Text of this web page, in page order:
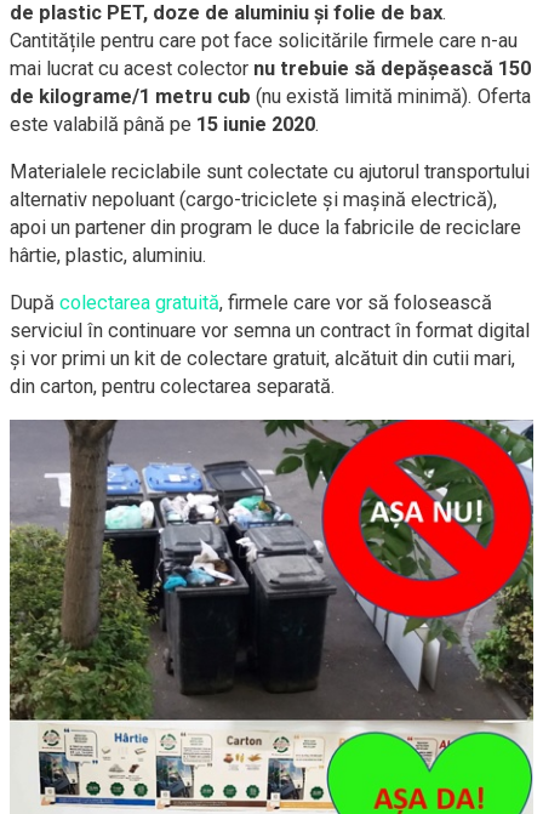
de plastic PET, doze de aluminiu și folie de bax.
Cantitățile pentru care pot face solicitările firmele care n-au
mai lucrat cu acest colector nu trebuie să depășească 150
de kilograme/1 metru cub (nu există limită minimă). Oferta
este valabilă până pe 15 iunie 2020.
Materialele reciclabile sunt colectate cu ajutorul transportului
alternativ nepoluant (cargo-triciclete și mașină electrică),
apoi un partener din program le duce la fabricile de reciclare
hârtie, plastic, aluminiu.
După colectarea gratuită, firmele care vor să folosească
serviciul în continuare vor semna un contract în format digital
și vor primi un kit de colectare gratuit, alcătuit din cutii mari,
din carton, pentru colectarea separată.